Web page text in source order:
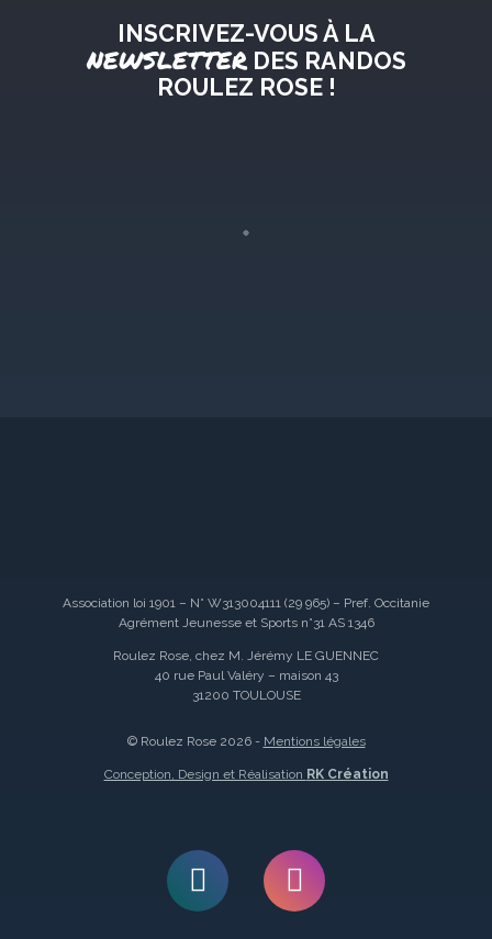
INSCRIVEZ-VOUS À LA
NEWSLETTERDES RANDOS
ROULEZ ROSE !
Association loi 1901 – N° W313004111 (29 965) – Pref. Occitanie
Agrément Jeunesse et Sports n°31 AS 1346
Roulez Rose, chez M. Jérémy LE GUENNEC
40 rue Paul Valéry – maison 43
31200 TOULOUSE
© Roulez Rose 2026 - Mentions légales
Conception, Design et Réalisation RK Création